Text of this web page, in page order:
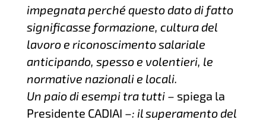
impegnata perché questo dato di fatto
significasse formazione, cultura del
lavoro e riconoscimento salariale
anticipando, spesso e volentieri, le
normative nazionali e locali.
Un paio di esempi tra tutti – spiega la
Presidente CADIAI –: il superamento del